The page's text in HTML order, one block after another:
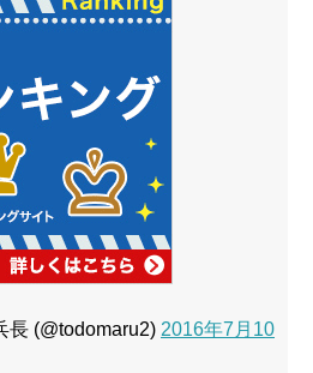
(@todomaru2) 2016年7月10